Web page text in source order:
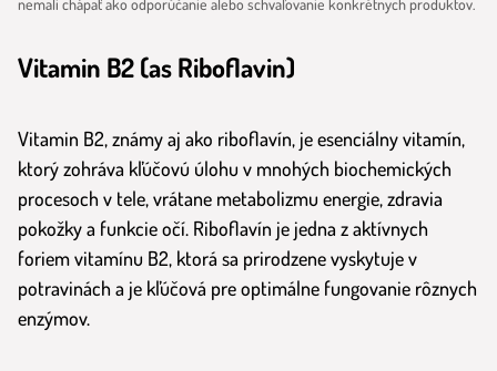
nemali chápať ako odporúčanie alebo schvaľovanie konkrétnych produktov.
Vitamin B2 (as Riboflavin)
Vitamin B2, známy aj ako riboflavín, je esenciálny vitamín,
ktorý zohráva kľúčovú úlohu v mnohých biochemických
procesoch v tele, vrátane metabolizmu energie, zdravia
pokožky a funkcie očí. Riboflavín je jedna z aktívnych
foriem vitamínu B2, ktorá sa prirodzene vyskytuje v
potravinách a je kľúčová pre optimálne fungovanie rôznych
enzýmov.